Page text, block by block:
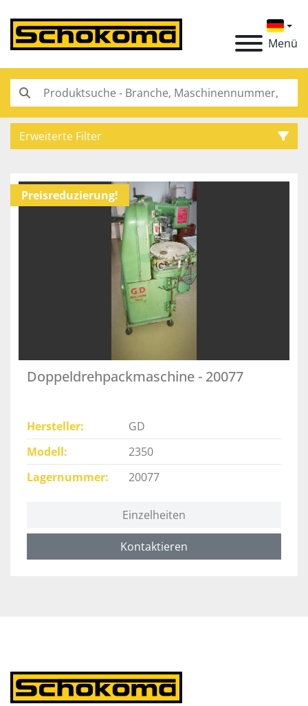
Menü
Erweiterte Filter
Preisreduzierung!
Doppeldrehpackmaschine - 20077
Hersteller
GD
Modell
2350
Lagernummer
20077
Einzelheiten
Kontaktieren